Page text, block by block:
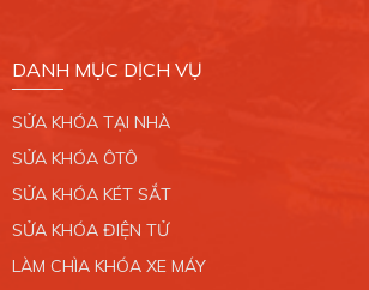
CHI NHÁNH 7
765/2 Trần Xuân Soạn, Phường Tân
7. TP.HCM.
0389 099 868
Xem bản đồ
DANH MỤC DỊCH VỤ
SỬA KHÓA TẠI NHÀ
SỬA KHÓA ÔTÔ
SỬA KHÓA KÉT SẮT
SỬA KHÓA ĐIỆN TỬ
LÀM CHÌA KHÓA XE MÁY